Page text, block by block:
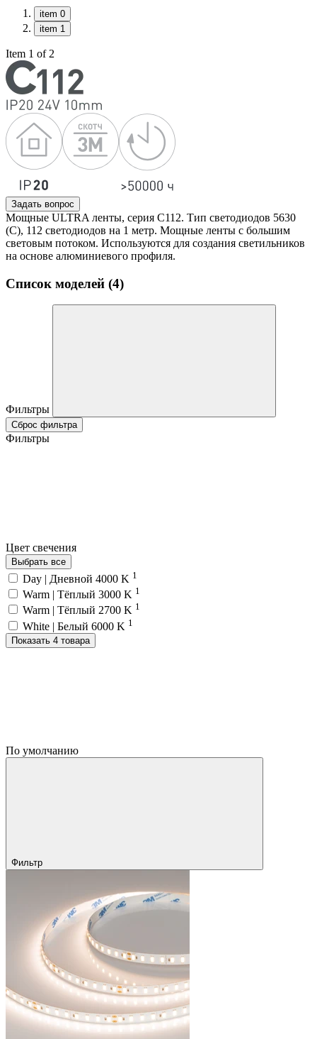
item 0
item 1
Item 1 of 2
Задать вопрос
Мощные ULTRA ленты, серия C112. Тип светодиодов 5630
(C), 112 светодиодов на 1 метр. Мощные ленты с большим
световым потоком. Используются для создания светильников
на основе алюминиевого профиля.
Список моделей (4)
Фильтры
Сброс фильтра
Фильтры
Цвет свечения
Выбрать все
Day | Дневной 4000 K 1
Warm | Тёплый 3000 K 1
Warm | Тёплый 2700 K 1
White | Белый 6000 K 1
Показать 4 товара
По умолчанию
Фильтр